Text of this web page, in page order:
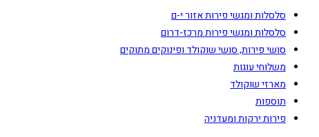
סלסלות ומגשי פירות אזור י-ם
סלסלות ומגשי פירות מרכז-דרום
סושי פירות, סושי שוקולד ופינוקים מתוקים
משלוחי עוגות
מארזי שוקולד
תוספות
פירות ירקות ומעדניה